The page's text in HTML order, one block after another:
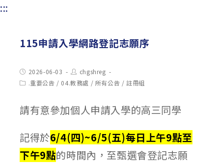
:::
115申請入學網路登記志願序
Post
published:
2026-06-03
Post
author:
chgshreg
Post.重要公告 / 04.教務處 / 所有公告 / 註冊組
請有意參加個人申請入學的高三同學
記得於6/4(四)~6/5(五)每日上午9點至
下午9點的時間內，至甄選會登記志願